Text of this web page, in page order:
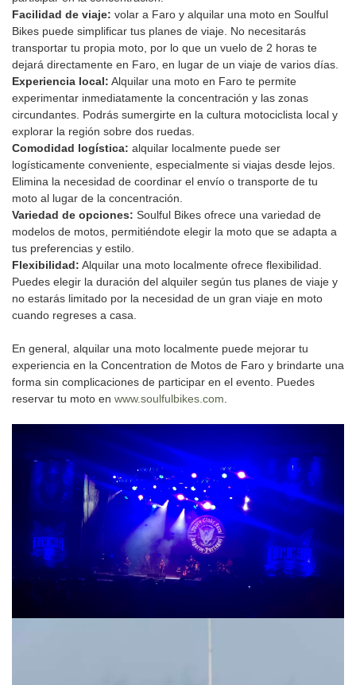
Facilidad de viaje: volar a Faro y alquilar una moto en Soulful
Bikes puede simplificar tus planes de viaje. No necesitarás
transportar tu propia moto, por lo que un vuelo de 2 horas te
dejará directamente en Faro, en lugar de un viaje de varios días.
Experiencia local: Alquilar una moto en Faro te permite
experimentar inmediatamente la concentración y las zonas
circundantes. Podrás sumergirte en la cultura motociclista local y
explorar la región sobre dos ruedas.
Comodidad logística: alquilar localmente puede ser
logísticamente conveniente, especialmente si viajas desde lejos.
Elimina la necesidad de coordinar el envío o transporte de tu
moto al lugar de la concentración.
Variedad de opciones: Soulful Bikes ofrece una variedad de
modelos de motos, permitiéndote elegir la moto que se adapta a
tus preferencias y estilo.
Flexibilidad: Alquilar una moto localmente ofrece flexibilidad.
Puedes elegir la duración del alquiler según tus planes de viaje y
no estarás limitado por la necesidad de un gran viaje en moto
cuando regreses a casa.
En general, alquilar una moto localmente puede mejorar tu
experiencia en la Concentration de Motos de Faro y brindarte una
forma sin complicaciones de participar en el evento. Puedes
reservar tu moto en www.soulfulbikes.com